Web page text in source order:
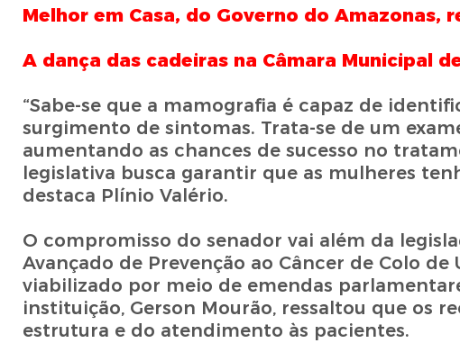
Melhor em Casa, do Governo do
A dança das cadeiras na Câmara Municipal
“Sabe-se que a mamografia é capaz de
surgimento de sintomas. Trata-se de um
aumentando as chances de sucesso no
legislativa busca garantir que as mulheres
destaca Plínio Valério.
O compromisso do senador vai além da
Avançado de Prevenção ao Câncer de Colo de
viabilizado por meio de emendas
instituição, Gerson Mourão, ressaltou que os
estrutura e do atendimento às pacientes.